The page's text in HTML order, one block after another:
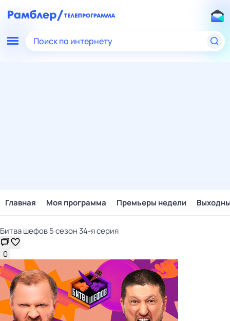
Поиск по интернету
Главная Моя программа Премьеры недели
Битва шефов 5 сезон 34-я серия
0